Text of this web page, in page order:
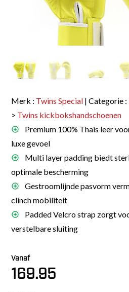
Merk : Twins Special | Categorie :
> Twins kickbokshandschoenen
Premium 100% Thais leer
luxe gevoel
Multi layer padding biedt
optimale bescherming
Gestroomlijnde pasvorm
clinch mobiliteit
Padded Velcro strap zorgt
verstelbare sluiting
Vanaf
169.95